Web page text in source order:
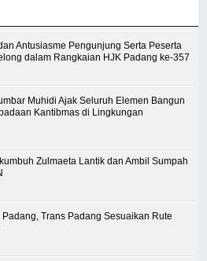
Antusiasme Pengunjung Serta Peserta
dalam Rangkaian HJK Padang ke-357
Muhidi Ajak Seluruh Elemen Bangun
Kantibmas di Lingkungan
Zulmaeta Lantik dan Ambil Sumpah
Trans Padang Sesuaikan Rute